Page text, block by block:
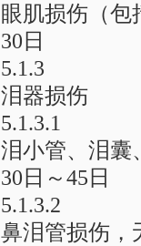
眼肌损伤（
30日
5.1.3
泪器损伤
5.1.3.1
泪小管、泪囊
30日～45日
5.1.3.2
鼻泪管损伤，